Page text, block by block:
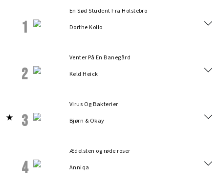
1
En Sød Student Fra Holstebro
Dorthe Kollo
2
Venter På En Banegård
Keld Heick
3
Virus Og Bakterier
Bjørn & Okay
4
Ædelsten og røde roser
Anniqa